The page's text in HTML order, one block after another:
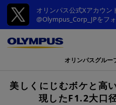
オリンパス公式Xアカウン
@Olympus_Corp_JPをフ
オリンパスグルー
美しくにじむボケと高
現したF1.2大口